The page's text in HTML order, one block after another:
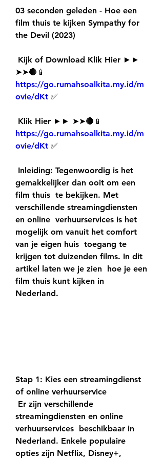
03 seconden geleden - Hoe een
film thuis te kijken Sympathy for
the Devil (2023)
https://go.rumahsoalkita.my.id/m
ovie/dKt ✅
https://go.rumahsoalkita.my.id/m
ovie/dKt ✅
gemakkelijker dan ooit om een
film thuis  te bekijken. Met
verschillende streamingdiensten
en online  verhuurservices is het
mogelijk om vanuit het comfort
van je eigen huis  toegang te
krijgen tot duizenden films. In dit
artikel laten we je zien  hoe je een
film thuis kunt kijken in
Nederland.
Stap 1: Kies een streamingdienst
of online verhuurservice
streamingdiensten en online
verhuurservices  beschikbaar in
Nederland. Enkele populaire
opties zijn Netflix, Disney+,